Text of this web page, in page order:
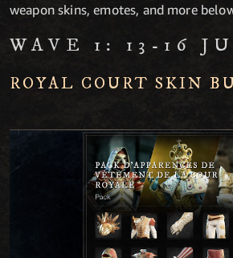
weapon skins, emotes, and more
WAVE 1: 13-16
ROYAL COURT SKIN